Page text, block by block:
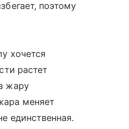
поэтому
хочется
растет
жару
меняет
единственная.